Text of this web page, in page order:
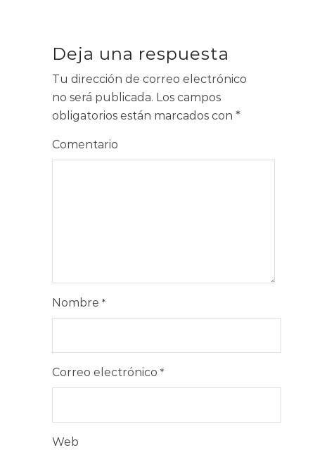
Deja una respuesta
Tu dirección de correo electrónico
no será publicada. Los campos
obligatorios están marcados con *
Comentario
Nombre *
Correo electrónico *
Web